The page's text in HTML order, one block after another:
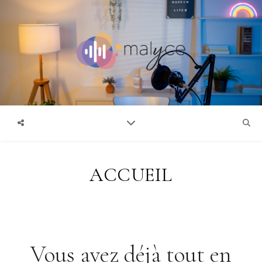
ACCUEIL
Vous avez déjà tout en